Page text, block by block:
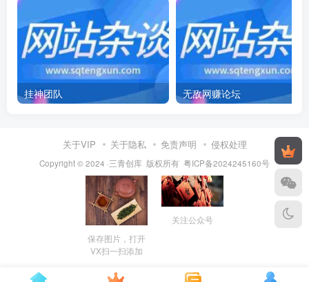
挂神团队 无敌网赚论坛
关于VIP 关于隐私 免责声明 侵权处理
Copyright © 2024 ·三青创库 版权所有 粤ICP备2024245160号
保存图片，打开
VX扫一扫添加
关注公众号